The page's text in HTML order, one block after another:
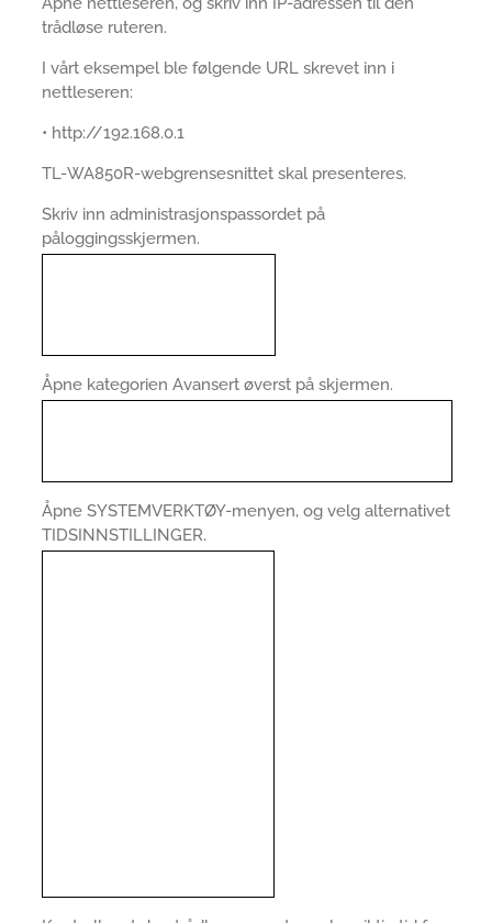
trådløse ruteren.
I vårt eksempel ble følgende URL skrevet inn i
nettleseren:
• http://192.168.0.1
TL-WA850R-webgrensesnittet skal presenteres.
Skriv inn administrasjonspassordet på
påloggingsskjermen.
Åpne kategorien Avansert øverst på skjermen.
Åpne SYSTEMVERKTØY-menyen, og velg alternativet
TIDSINNSTILLINGER.